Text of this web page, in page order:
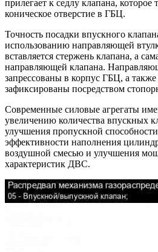
прилегает к седлу клапана, которое
коническое отверстие в ГБЦ.
Точность посадки впускного
использованию направляющей
вставляется стержень клапана, а
направляющей клапана.
запрессованы в корпус ГБЦ, а
зафиксированы посредством
Современные силовые агрегаты
увеличению количества впускных
улучшения пропускной
эффективности наполнения
воздушной смесью и улучшения
характеристик ДВС.